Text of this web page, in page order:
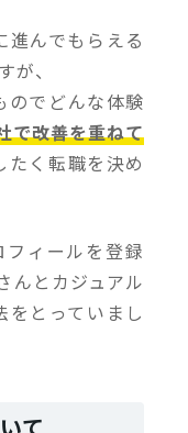
んでもらえる
が、
のでどんな体験
で改善を重ねて
たく転職を決め
フィールを登録
んとカジュアル
とっていまし